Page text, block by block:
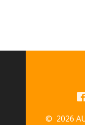
© 2026